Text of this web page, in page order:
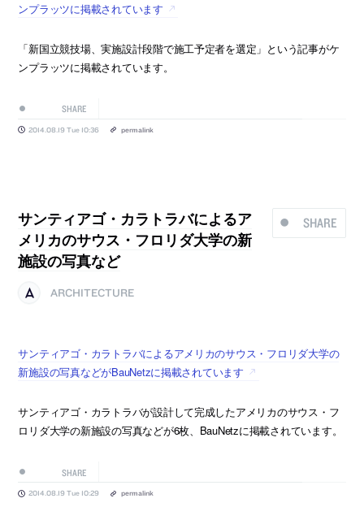
ンプラッツに掲載されています
「新国立競技場、実施設計段階で施工予定者を選定」という記事がケ
ンプラッツに掲載されています。
SHARE
2014.08.19 Tue 10:36 permalink
SHARE
サンティアゴ・カラトラバによるア
メリカのサウス・フロリダ大学の新
施設の写真など
ARCHITECTURE
サンティアゴ・カラトラバによるアメリカのサウス・フロリダ大学の
新施設の写真などがBauNetzに掲載されています
サンティアゴ・カラトラバが設計して完成したアメリカのサウス・フ
ロリダ大学の新施設の写真などが6枚、BauNetzに掲載されています。
SHARE
2014.08.19 Tue 10:29 permalink